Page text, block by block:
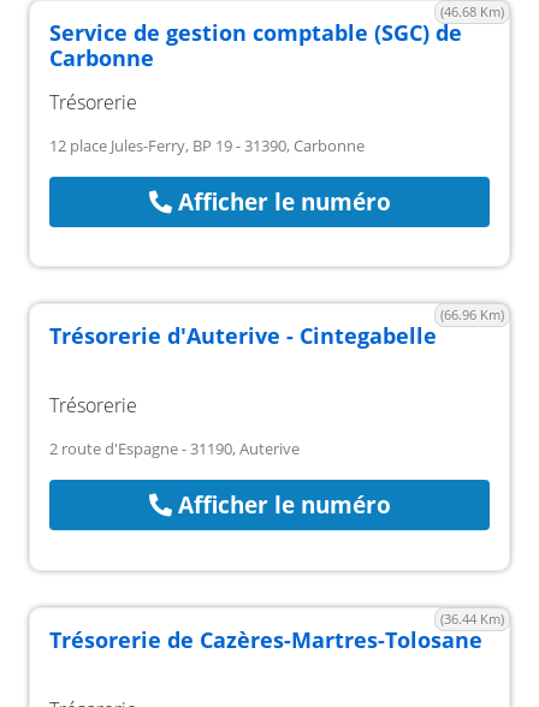
(46.68 Km)
Service de gestion comptable (SGC) de
Carbonne
Trésorerie
12 place Jules-Ferry, BP 19 - 31390, Carbonne
Afficher le numéro
(66.96 Km)
Trésorerie d'Auterive - Cintegabelle
Trésorerie
2 route d'Espagne - 31190, Auterive
Afficher le numéro
(36.44 Km)
Trésorerie de Cazères-Martres-Tolosane